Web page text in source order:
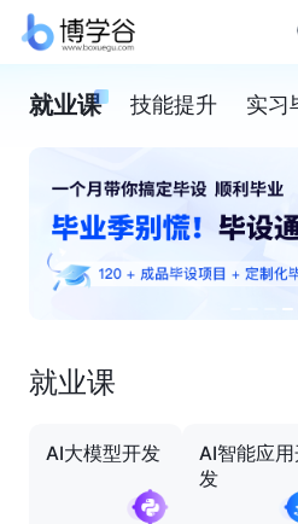
就业课 技能提升 实习
就业课
AI大模型开发
AI智能应
发